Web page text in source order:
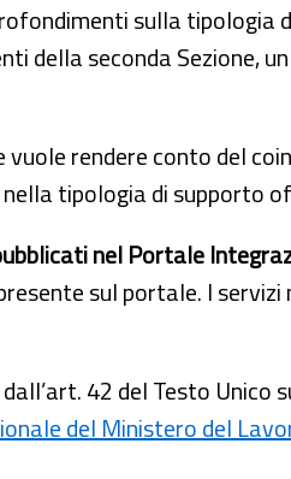
sulla
della seconda Sezione,
vuole rendere conto del
nella tipologia di supporto
nel Portale
sul portale. I
42 del Testo
del Ministero del